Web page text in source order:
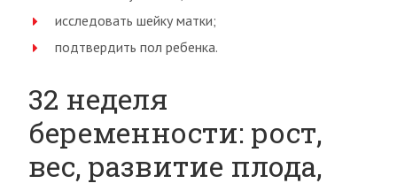
исследовать шейку матки;
подтвердить пол ребенка.
32 неделя
беременности: рост,
вес, развитие плода,